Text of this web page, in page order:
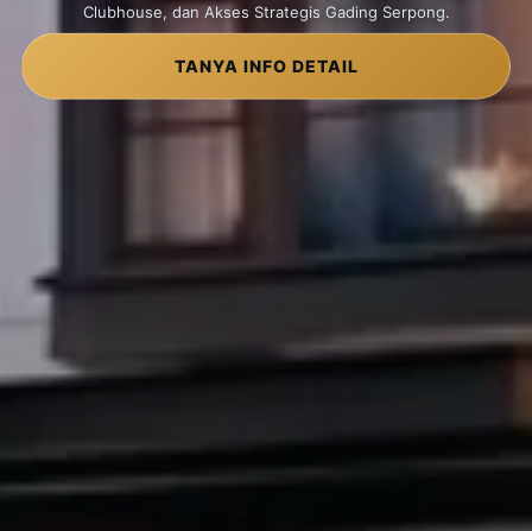
Clubhouse, dan Akses Strategis Gading Serpong.
TANYA INFO DETAIL